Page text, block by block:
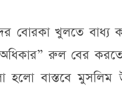
বোরকা খুলতে
অধিকার” রুল বের
বাস্তবে মুসলিম